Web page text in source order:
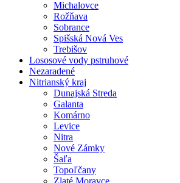
Michalovce
Rožňava
Sobrance
Spišská Nová Ves
Trebišov
Lososové vody pstruhové
Nezaradené
Nitrianský kraj
Dunajská Streda
Galanta
Komárno
Levice
Nitra
Nové Zámky
Šaľa
Topoľčany
Zlaté Moravce